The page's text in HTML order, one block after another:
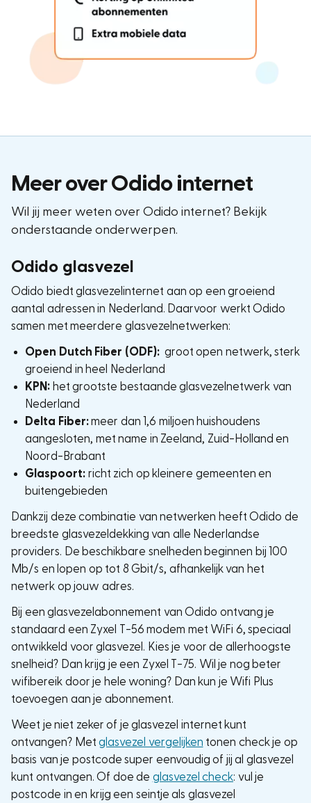
Meer over Odido internet
Wil jij meer weten over Odido internet? Bekijk
onderstaande onderwerpen.
Odido glasvezel
Odido biedt glasvezelinternet aan op een groeiend
aantal adressen in Nederland. Daarvoor werkt Odido
samen met meerdere glasvezelnetwerken:
Open Dutch Fiber (ODF): groot open netwerk, sterk
groeiend in heel Nederland
KPN: het grootste bestaande glasvezelnetwerk van
Nederland
Delta Fiber:meer dan 1,6 miljoen huishoudens
aangesloten, met name in Zeeland, Zuid-Holland en
Noord-Brabant
Glaspoort: richt zich op kleinere gemeenten en
buitengebieden
Dankzij deze combinatie van netwerken heeft Odido de
breedste glasvezeldekking van alle Nederlandse
providers. De beschikbare snelheden beginnen bij 100
Mb/s en lopen op tot 8 Gbit/s, afhankelijk van het
netwerk op jouw adres.
Bij een glasvezelabonnement van Odido ontvang je
standaard een Zyxel T-56 modem met WiFi 6, speciaal
ontwikkeld voor glasvezel. Kies je voor de allerhoogste
snelheid? Dan krijg je een Zyxel T-75. Wil je nog beter
wifibereik door je hele woning? Dan kun je Wifi Plus
toevoegen aan je abonnement.
Weet je niet zeker of je glasvezel internet kunt
ontvangen? Met glasvezel vergelijken tonen check je op
basis van je postcode super eenvoudig of jij al glasvezel
kunt ontvangen. Of doe de glasvezel check: vul je
postcode in en krijg een seintje als glasvezel